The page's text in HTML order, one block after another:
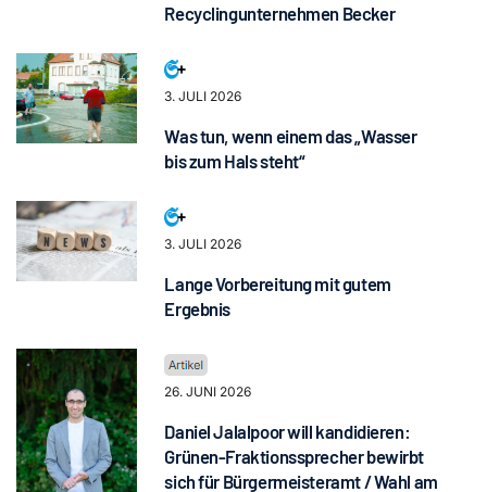
Recyclingunternehmen Becker
3. JULI 2026
Was tun, wenn einem das „Wasser
bis zum Hals steht“
3. JULI 2026
Lange Vorbereitung mit gutem
Ergebnis
26. JUNI 2026
Daniel Jalalpoor will kandidieren:
Grünen-Fraktionssprecher bewirbt
sich für Bürgermeisteramt / Wahl am